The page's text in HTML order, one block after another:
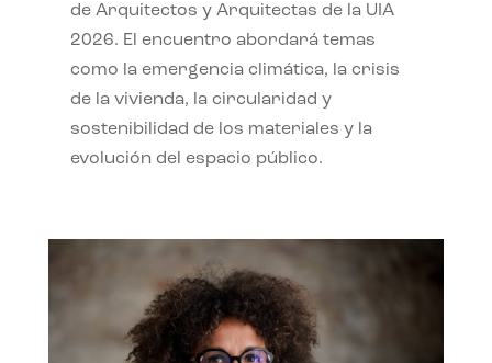
de Arquitectos y Arquitectas de la UIA
2026. El encuentro abordará temas
como la emergencia climática, la crisis
de la vivienda, la circularidad y
sostenibilidad de los materiales y la
evolución del espacio público.